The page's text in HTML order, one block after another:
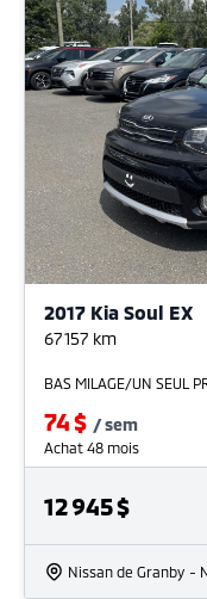
2017 Kia Soul EX
67 157 km
BAS MILAGE/UN SEUL
74$ /sem
Achat 48 mois
12 945$
Nissan de Granby -